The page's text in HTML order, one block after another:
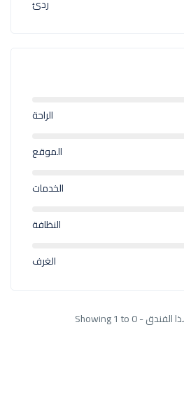
ردئ
الراحة
الموقع
الخدمات
النظافة
الغرف